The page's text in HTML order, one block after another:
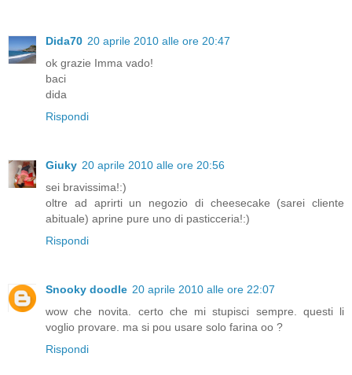
Dida70 20 aprile 2010 alle ore 20:47
ok grazie Imma vado!
baci
dida
Rispondi
Giuky 20 aprile 2010 alle ore 20:56
sei bravissima!:)
oltre ad aprirti un negozio di cheesecake (sarei cliente
abituale) aprine pure uno di pasticceria!:)
Rispondi
Snooky doodle 20 aprile 2010 alle ore 22:07
wow che novita. certo che mi stupisci sempre. questi li
voglio provare. ma si pou usare solo farina oo ?
Rispondi